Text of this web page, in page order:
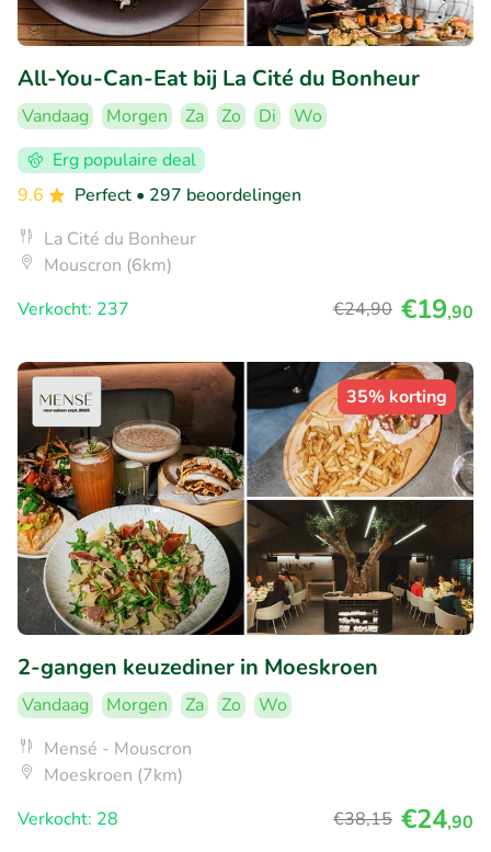
All-You-Can-Eat bij La Cité du Bonheur
Vandaag Morgen Za Zo Di
Wo
Erg populaire deal
9.6
Perfect • 297 beoordelingen
La Cité du Bonheur
Mouscron (6km)
Verkocht: 237
€24,90 €19,90
35% korting
2-gangen keuzediner in Moeskroen
Vandaag Morgen Za Zo
Wo
Mensé - Mouscron
Moeskroen (7km)
Verkocht: 28
€38,15 €24,90